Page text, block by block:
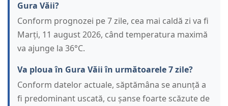
Gura Văii?
Conform prognozei pe 7 zile, cea mai caldă zi va fi
Marți, 11 august 2026, când temperatura maximă
va ajunge la 36°C.
Va ploua în Gura Văii în următoarele 7 zile?
Conform datelor actuale, săptămâna se anunță a
fi predominant uscată, cu șanse foarte scăzute de